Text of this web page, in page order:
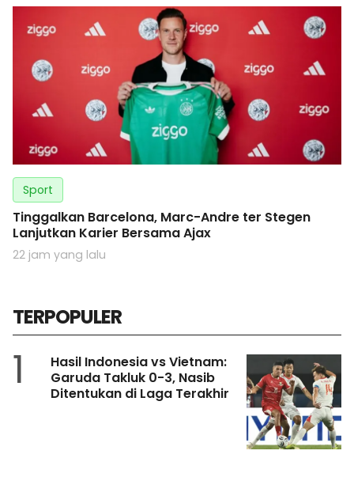
Sport
Tinggalkan Barcelona, Marc-Andre ter Stegen
Lanjutkan Karier Bersama Ajax
22 jam yang lalu
TERPOPULER
1
Hasil Indonesia vs Vietnam:
Garuda Takluk 0-3, Nasib
Ditentukan di Laga Terakhir